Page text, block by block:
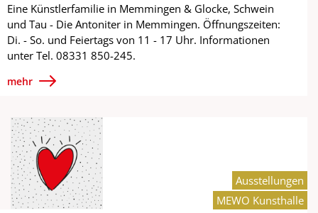
Eine Künstlerfamilie in Memmingen & Glocke, Schwein
und Tau - Die Antoniter in Memmingen. Öffnungszeiten:
Di. - So. und Feiertags von 11 - 17 Uhr. Informationen
unter Tel. 08331 850-245.
mehr
Ausstellungen
MEWO Kunsthalle